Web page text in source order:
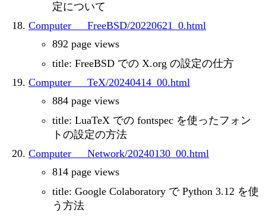
定について
Computer___FreeBSD/20220621_0.html
892 page views
title: FreeBSD での X.org の設定の仕方
Computer___TeX/20240414_00.html
884 page views
title: LuaTeX での fontspec を使ったフォン
トの設定の方法
Computer___Network/20240130_00.html
814 page views
title: Google Colaboratory で Python 3.12 を使
う方法